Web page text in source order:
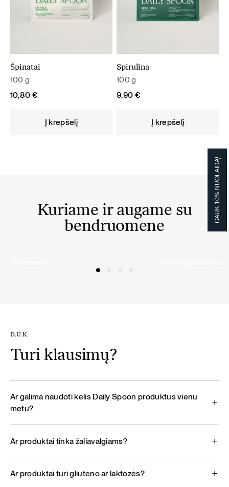
Špinatai
100 g
10,80 €
Į krepšelį
Spirulina
100 g
9,90 €
Į krepšelį
Kuriame ir augame su
bendruomene
D.U.K.
Turi klausimų?
Ar galima naudoti kelis Daily Spoon produktus vienu
metu?
Ar produktai tinka žaliavalgiams?
Ar produktai turi gliuteno ar laktozės?
GAUK 10% NUOLAIDĄ!